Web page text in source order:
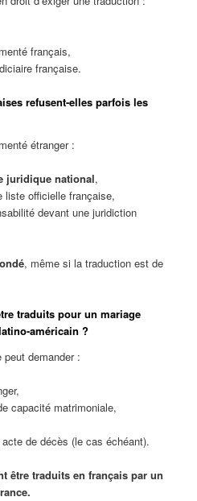
français,
française.
refusent-elles parfois les
étranger :
juridique national,
liste officielle française,
devant une juridiction
, même si la traduction est de
traduits pour un mariage
américain ?
demander :
capacité matrimoniale,
de décès (le cas échéant).
être traduits en français par un